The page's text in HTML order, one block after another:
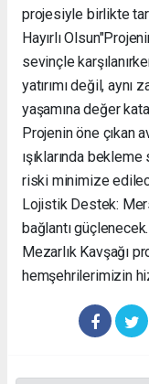
projesiyle birlikte
Hayırlı Olsun"
sevinçle
yatırımı değil,
yaşamına değer
Projenin öne çıkan
ışıklarında
riski minimize
Lojistik Destek:
bağlantı
Mezarlık Kavşağı
hemşehrilerimizin